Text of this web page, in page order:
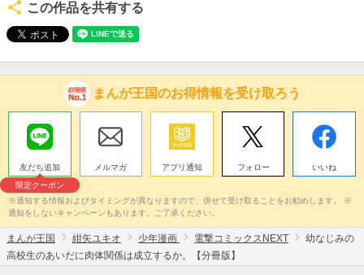
この作品を共有する
まんが王国のお得情報を受け取ろう
友だち追加
限定クーポン
メルマガ アプリ通知 フォロー いいね
※通知する情報およびタイミングが異なりますので、併せて受け取ることをお勧めします。 ※
通知をしないキャンペーンもあります。ご了承ください。
まんが王国 紺矢ユキオ 少年漫画 電撃コミックスNEXT
幼なじみの
高校生のあいだに肉体関係は成立するか。【分冊版】